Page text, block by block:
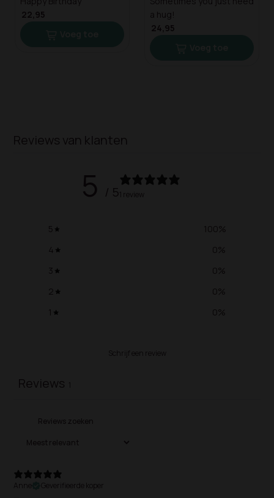
22,95
a hug!
24,95
Reviews van klanten
5 / 51 review
5 100%
4
0%
3
0%
2
0%
1
0%
Schrijf een review
Reviews 1
Anne Geverifieerde koper